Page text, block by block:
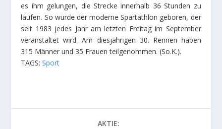
es ihm gelungen, die Strecke innerhalb 36 Stunden zu
laufen. So wurde der moderne Spartathlon geboren, der
seit 1983 jedes Jahr am letzten Freitag im September
veranstaltet wird. Am diesjährigen 30. Rennen haben
315 Männer und 35 Frauen teilgenommen. (So.K.).
TAGS:Sport
AKTIE: